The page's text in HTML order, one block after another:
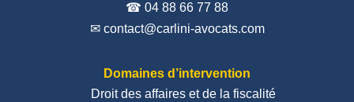
☎ 04 88 66 77 88
✉ contact@carlini-avocats.com
Domaines d’intervention
Droit des affaires et de la fiscalité